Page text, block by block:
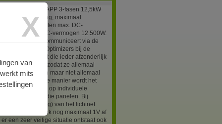
X
van
mits
SE12.5K-3PH-APP 3-fasen 12,5kW
voor teruglevering, maximaal
98,0% aanbevolen max. DC-
13.700W, Max AC-vermogen 12.500W.
omvormer communiceert via de
met alle Optimizers bij de
zorgt ervoor dat die ieder afzonderlijk
ingesteld zodat ze allemaal
(A) leveren maar niet allemaal
spanning. Op deze manier wordt het
van schaduw op individuele
tot alleen die panelen. Bij
(of afschakeling) van het lichtnet
optimizers per stuk nog maximaal 1V af
een zeer veilige situatie ontstaat ook